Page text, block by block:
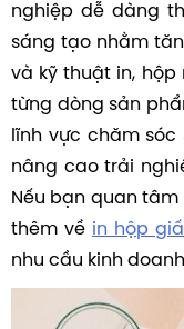
nghiệp dễ dàng
sáng tạo nhằm
và kỹ thuật in,
từng dòng sản
lĩnh vực chăm
nâng cao trải
Nếu bạn quan
thêm về in hộp
nhu cầu kinh